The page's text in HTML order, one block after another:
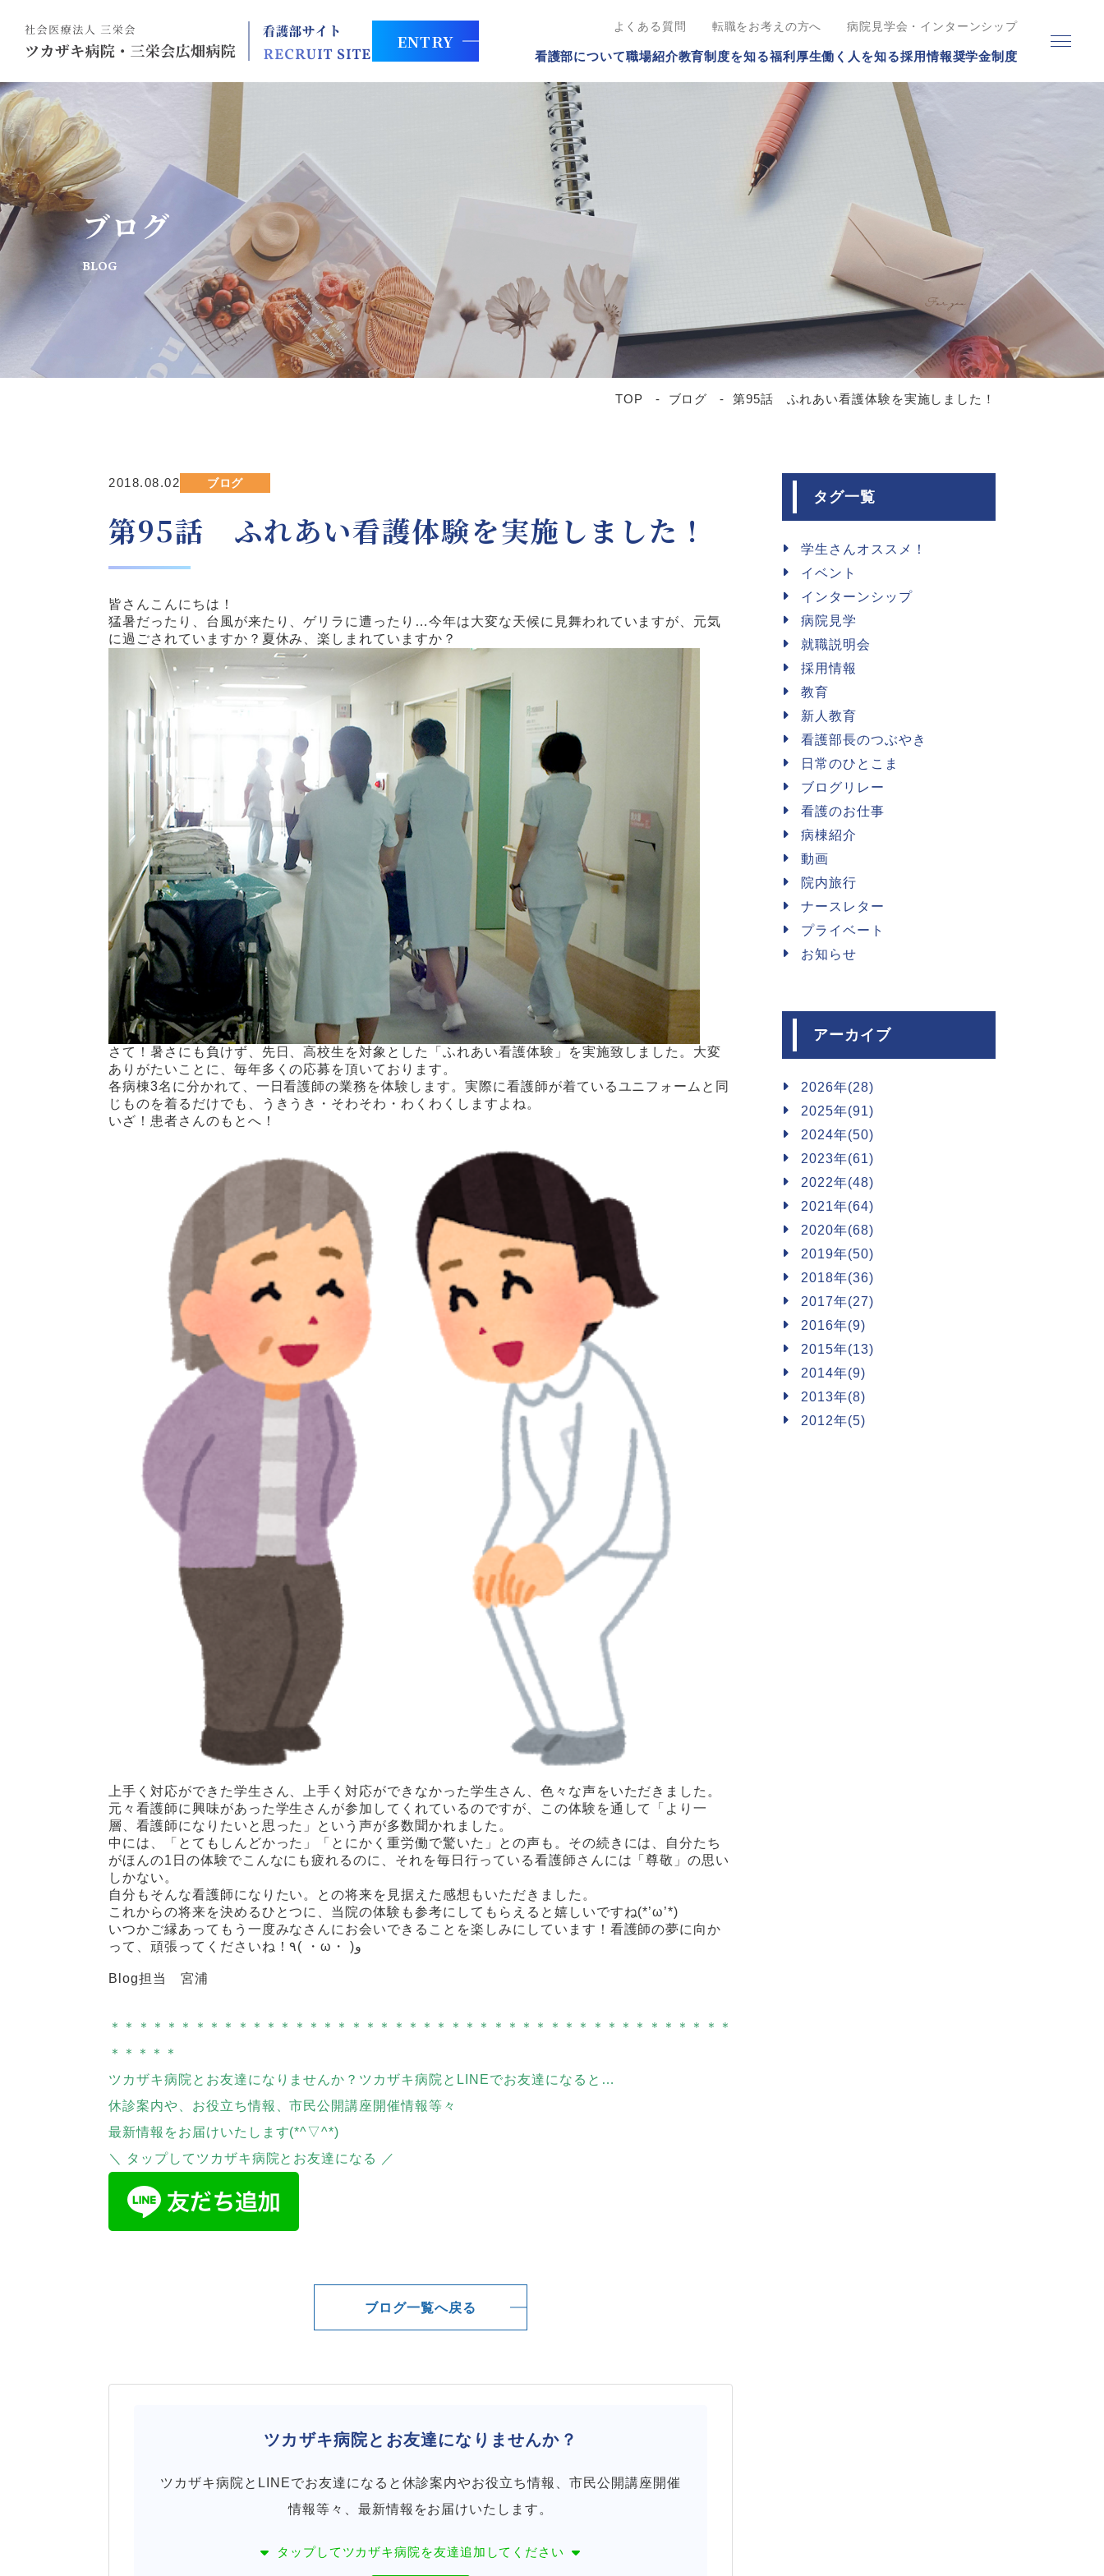
ENTRY
よくある質問 転職をお考えの方へ 病院見学会・インターンシップ
看護部について職場紹介教育制度を知る福利厚生働く人を知る採用情報奨学金制度
ブログ
BLOG
TOP ブログ 第95話 ふれあい看護体験を実施しました！
2018.08.02 ブログ
第95話 ふれあい看護体験を実施しました！
皆さんこんにちは！
猛暑だったり、台風が来たり、ゲリラに遭ったり…今年は大変な天候に見舞われていますが、元気
に過ごされていますか？夏休み、楽しまれていますか？
さて！暑さにも負けず、先日、高校生を対象とした「ふれあい看護体験」を実施致しました。大変
ありがたいことに、毎年多くの応募を頂いております。
各病棟3名に分かれて、一日看護師の業務を体験します。実際に看護師が着ているユニフォームと同
じものを着るだけでも、うきうき・そわそわ・わくわくしますよね。
いざ！患者さんのもとへ！
上手く対応ができた学生さん、上手く対応ができなかった学生さん、色々な声をいただきました。
元々看護師に興味があった学生さんが参加してくれているのですが、この体験を通して「より一
層、看護師になりたいと思った」という声が多数聞かれました。
中には、「とてもしんどかった」「とにかく重労働で驚いた」との声も。その続きには、自分たち
がほんの1日の体験でこんなにも疲れるのに、それを毎日行っている看護師さんには「尊敬」の思い
しかない。
自分もそんな看護師になりたい。との将来を見据えた感想もいただきました。
これからの将来を決めるひとつに、当院の体験も参考にしてもらえると嬉しいですね(*’ω’*)
いつかご縁あってもう一度みなさんにお会いできることを楽しみにしています！看護師の夢に向か
って、頑張ってくださいね！٩( ・ω・ )و
Blog担当 宮浦
＊＊＊＊＊＊＊＊＊＊＊＊＊＊＊＊＊＊＊＊＊＊＊＊＊＊＊＊＊＊＊＊＊＊＊＊＊＊＊＊＊＊＊＊
＊＊＊＊＊
ツカザキ病院とお友達になりませんか？ツカザキ病院とLINEでお友達になると…
休診案内や、お役立ち情報、市民公開講座開催情報等々
最新情報をお届けいたします(*^▽^*)
＼ タップしてツカザキ病院とお友達になる ／
ブログ一覧へ戻る
ツカザキ病院と お友達になりませんか？
ツカザキ病院とLINEでお友達になると休診案内やお役立ち情報、市民公開講座開催
情報等々、最新情報をお届けいたします。
タップして ツカザキ病院を友達追加してください
タグ一覧
学生さんオススメ！
イベント
インターンシップ
病院見学
就職説明会
採用情報
教育
新人教育
看護部長のつぶやき
日常のひとこま
ブログリレー
看護のお仕事
病棟紹介
動画
院内旅行
ナースレター
プライベート
お知らせ
アーカイブ
2026年(28)
2025年(91)
2024年(50)
2023年(61)
2022年(48)
2021年(64)
2020年(68)
2019年(50)
2018年(36)
2017年(27)
2016年(9)
2015年(13)
2014年(9)
2013年(8)
2012年(5)